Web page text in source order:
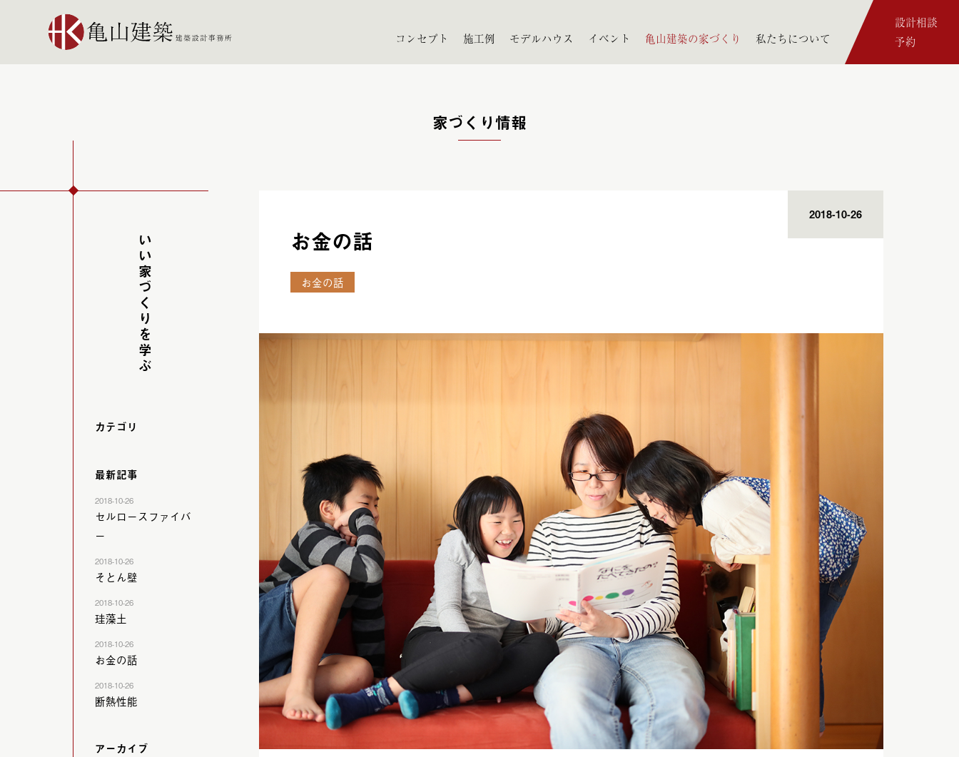
コンセプト 施工例 モデルハウス イベント 亀山建築の家づくり 私たちについて
設計相談
予約
家づくり情報
いい家づくりを学ぶ
カテゴリ
最新記事
2018-10-26
セルロースファイバ
ー
2018-10-26
そとん壁
2018-10-26
珪藻土
2018-10-26
お金の話
2018-10-26
断熱性能
アーカイブ
お金の話
お金の話
2018-10-26